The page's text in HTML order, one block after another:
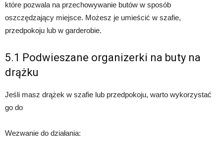
które pozwala na przechowywanie butów w sposób
oszczędzający miejsce. Możesz je umieścić w szafie,
przedpokoju lub w garderobie.
5.1 Podwieszane organizerki na buty na
drążku
Jeśli masz drążek w szafie lub przedpokoju, warto wykorzystać
go do
Wezwanie do działania: